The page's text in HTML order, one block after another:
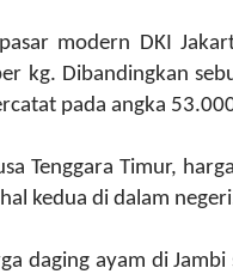
modern DKI
kg. Dibandingkan
pada angka
Tenggara Timur,
kedua di dalam
daging ayam di